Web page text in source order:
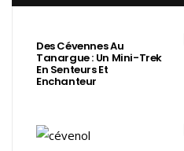
Des Cévennes Au
Tanargue : Un Mini-Trek
En Senteurs Et
Enchanteur